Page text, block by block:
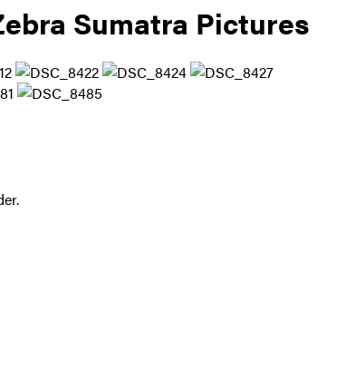
Sumatra Pictures